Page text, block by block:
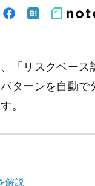
「リスクベース
ターンを自動で
。
解説